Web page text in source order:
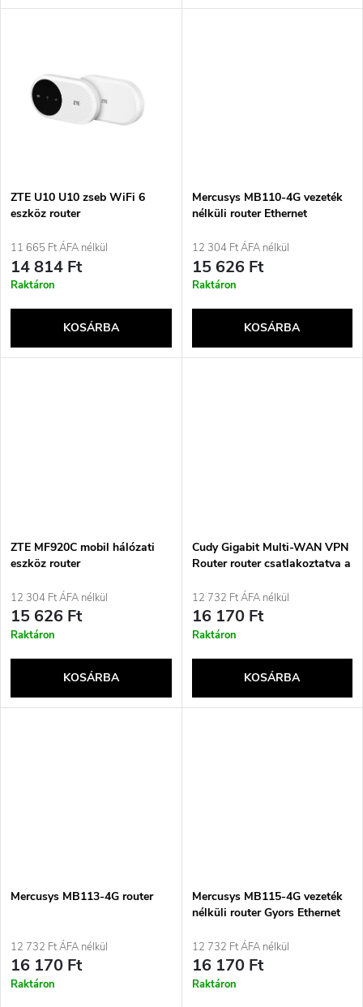
n
é
s
e
j
a
ZTE U10 U10 zseb WiFi 6
eszköz router
11 665 Ft ÁFA nélkül
14 814 Ft
Raktáron
KOSÁRBA
Mercusys MB110-4G vezeték
nélküli router Ethernet
12 304 Ft ÁFA nélkül
15 626 Ft
Raktáron
KOSÁRBA
ZTE MF920C mobil hálózati
eszköz router
12 304 Ft ÁFA nélkül
15 626 Ft
Raktáron
KOSÁRBA
Cudy Gigabit Multi-WAN VPN
Router router csatlakoztatva a
Gigabit Ethernet Szürke
12 732 Ft ÁFA nélkül
16 170 Ft
Raktáron
KOSÁRBA
Mercusys MB113-4G router
12 732 Ft ÁFA nélkül
16 170 Ft
Raktáron
Mercusys MB115-4G vezeték
nélküli router Gyors Ethernet
12 732 Ft ÁFA nélkül
16 170 Ft
Raktáron